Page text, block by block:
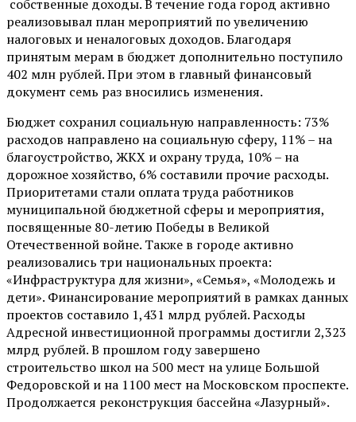
собственные доходы. В течение года город активно
реализовывал план мероприятий по увеличению
налоговых и неналоговых доходов. Благодаря
принятым мерам в бюджет дополнительно поступило
402 млн рублей. При этом в главный финансовый
документ семь раз вносились изменения.
Бюджет сохранил социальную направленность: 73%
расходов направлено на социальную сферу, 11% – на
благоустройство, ЖКХ и охрану труда, 10% – на
дорожное хозяйство, 6% составили прочие расходы.
Приоритетами стали оплата труда работников
муниципальной бюджетной сферы и мероприятия,
посвященные 80-летию Победы в Великой
Отечественной войне. Также в городе активно
реализовались три национальных проекта:
«Инфраструктура для жизни», «Семья», «Молодежь и
дети». Финансирование мероприятий в рамках данных
проектов составило 1,431 млрд рублей. Расходы
Адресной инвестиционной программы достигли 2,323
млрд рублей. В прошлом году завершено
строительство школ на 500 мест на улице Большой
Федоровской и на 1100 мест на Московском проспекте.
Продолжается реконструкция бассейна «Лазурный».